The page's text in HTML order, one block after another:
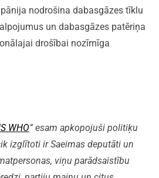
nodrošina dabasgāzes tīklu
un dabasgāzes patēriņa
drošībai nozīmīga
WHO” esam apkopojuši politiķu
izglītoti ir Saeimas deputāti un
viņu parādsaistību